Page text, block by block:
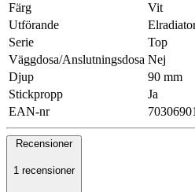
Färg
Vit
Utförande
Serie
Top
Väggdosa/Anslutningsdosa Nej
Djup
90 mm
Stickpropp
Ja
EAN-nr
Recensioner
1 recensioner